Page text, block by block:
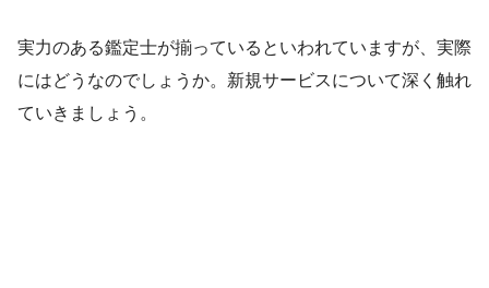
実力のある鑑定士が揃っているといわれていますが、実際
にはどうなのでしょうか。新規サービスについて深く触れ
ていきましょう。